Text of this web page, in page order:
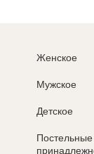
Женское
Мужское
Детское
Постельные